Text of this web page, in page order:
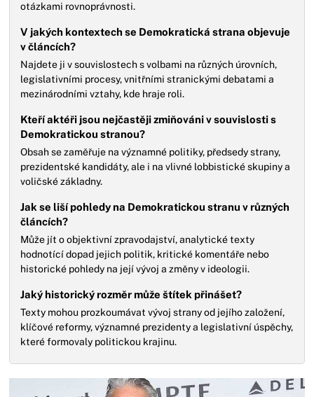
otázkami rovnoprávnosti.
V jakých kontextech se Demokratická strana objevuje
v článcích?
Najdete ji v souvislostech s volbami na různých úrovních,
legislativními procesy, vnitřními stranickými debatami a
mezinárodními vztahy, kde hraje roli.
Kteří aktéři jsou nejčastěji zmiňováni v souvislosti s
Demokratickou stranou?
Obsah se zaměřuje na významné politiky, předsedy strany,
prezidentské kandidáty, ale i na vlivné lobbistické skupiny a
voličské základny.
Jak se liší pohledy na Demokratickou stranu v různých
článcích?
Může jít o objektivní zpravodajství, analytické texty
hodnotící dopad jejich politik, kritické komentáře nebo
historické pohledy na její vývoj a změny v ideologii.
Jaký historický rozměr může štítek přinášet?
Texty mohou prozkoumávat vývoj strany od jejího založení,
klíčové reformy, významné prezidenty a legislativní úspěchy,
které formovaly politickou krajinu.